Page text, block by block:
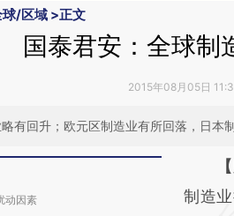
球/区域 >正文
国泰君安：全球制
2015年08月05日
有回升；欧元区制造业有所回落，日本
动因素
请务
AI
制造